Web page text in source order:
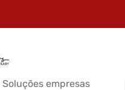
Informáticas
Instalação e suporte
Soluções empresas